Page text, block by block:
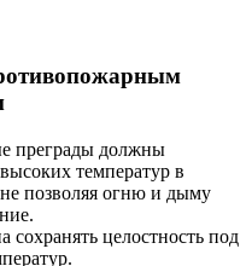
преграды должны
температур в
позволяя огню и дыму
сохранять целостность под